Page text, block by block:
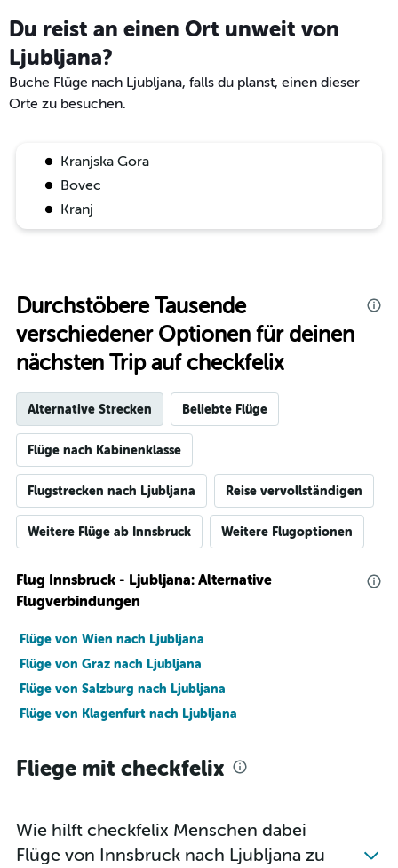
Du reist an einen Ort unweit von
Ljubljana?
Buche Flüge nach Ljubljana, falls du planst, einen dieser
Orte zu besuchen.
Kranjska Gora
Bovec
Kranj
Durchstöbere Tausende
verschiedener Optionen für deinen
nächsten Trip auf checkfelix
Alternative Strecken Beliebte Flüge
Flüge nach Kabinenklasse
Flugstrecken nach Ljubljana Reise vervollständigen
Weitere Flüge ab Innsbruck Weitere Flugoptionen
Flug Innsbruck - Ljubljana: Alternative
Flugverbindungen
Flüge von Wien nach Ljubljana
Flüge von Graz nach Ljubljana
Flüge von Salzburg nach Ljubljana
Flüge von Klagenfurt nach Ljubljana
Fliege mit checkfelix
Wie hilft checkfelix Menschen dabei
Flüge von Innsbruck nach Ljubljana zu